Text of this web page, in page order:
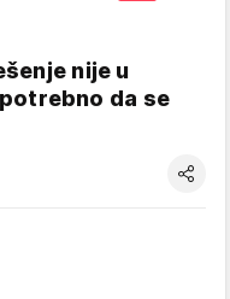
nije u
da se